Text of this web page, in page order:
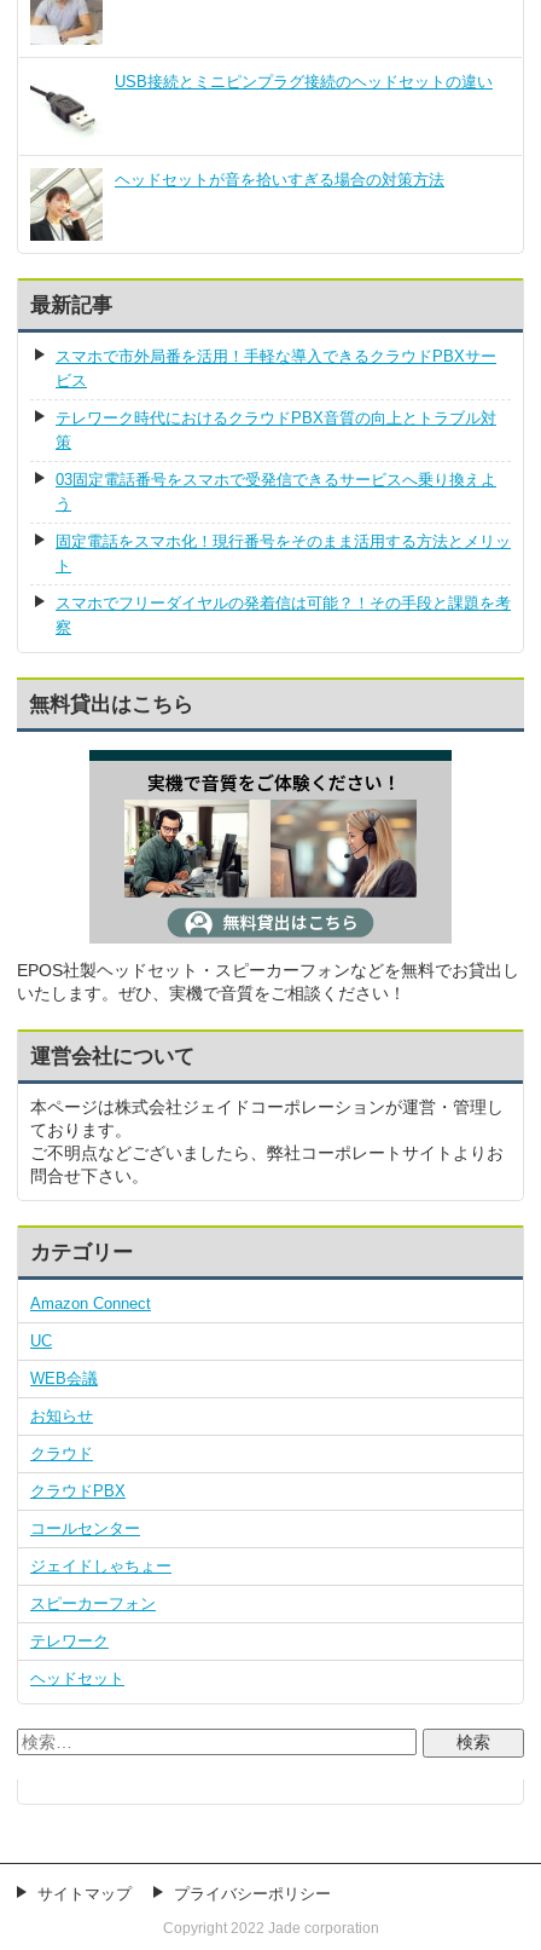
USB接続とミニピンプラグ接続のヘッドセットの違い
ヘッドセットが音を拾いすぎる場合の対策方法
最新記事
スマホで市外局番を活用！手軽な導入できるクラウドPBXサー
ビス
テレワーク時代におけるクラウドPBX音質の向上とトラブル対
策
03固定電話番号をスマホで受発信できるサービスへ乗り換えよ
う
固定電話をスマホ化！現行番号をそのまま活用する方法とメリッ
ト
スマホでフリーダイヤルの発着信は可能？！その手段と課題を考
察
無料貸出はこちら
EPOS社製ヘッドセット・スピーカーフォンなどを無料でお貸出し
いたします。ぜひ、実機で音質をご相談ください！
運営会社について
本ページは株式会社ジェイドコーポレーションが運営・管理し
ております。
ご不明点などございましたら、弊社コーポレートサイトよりお
問合せ下さい。
カテゴリー
Amazon Connect
UC
WEB会議
お知らせ
クラウド
クラウドPBX
コールセンター
ジェイドしゃちょー
スピーカーフォン
テレワーク
ヘッドセット
サイトマップ プライバシーポリシー
Copyright 2022 Jade corporation